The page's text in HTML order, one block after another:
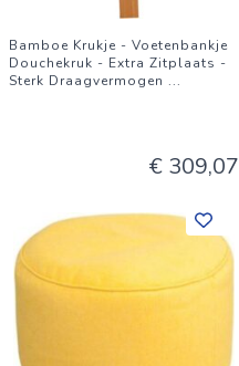
Bamboe Krukje - Voetenbankje
Douchekruk - Extra Zitplaats -
Sterk Draagvermogen ...
€ 309,07